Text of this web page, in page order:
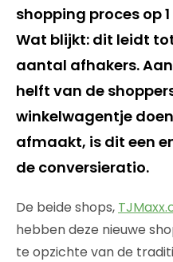
shopping proces op
Wat blijkt: dit leidt
aantal afhakers.
helft van de
winkelwagentje
afmaakt, is dit een
de conversieratio.
De beide shops,
hebben deze nieuwe
te opzichte van de